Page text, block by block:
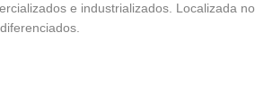
e industrializados. Localizada